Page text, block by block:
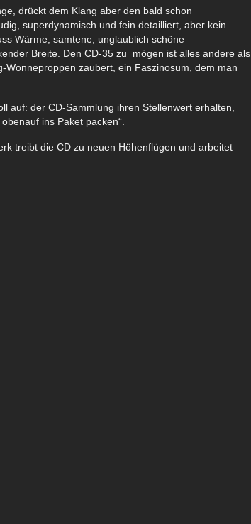
drückt dem Klang aber den bald schon
superdynamisch und fein detailliert, aber kein
Wärme, samtene, unglaublich schöne
Breite. Den CD-35 zu mögen ist alles andere als
zaubert, ein Faszinosum, dem man
auf: der CD-Sammlung ihren Stellenwert erhalten,
ins Paket packen“.
treibt die CD zu neuen Höhenflügen und arbeitet